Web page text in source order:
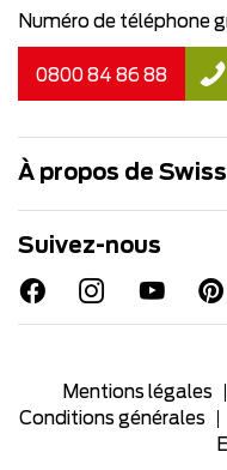
Numéro de téléphone
0800 84 86 88
À propos de
Suivez-nous
Mentions légales
Conditions générales